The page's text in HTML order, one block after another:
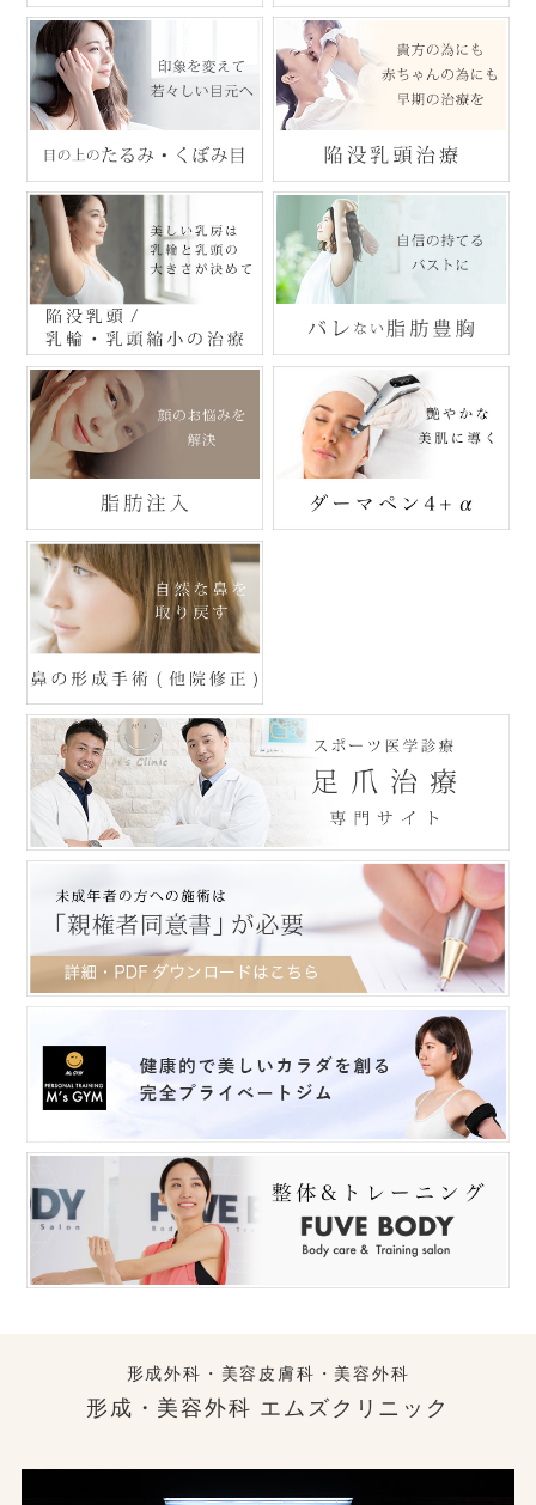
形成外科・美容皮膚科・美容外科
形成・美容外科 エムズクリニック